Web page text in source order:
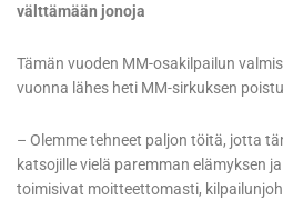
välttämään jonoja
Tämän vuoden MM-osakilpailun
vuonna lähes heti MM-sirkuksen
– Olemme tehneet paljon töitä, jotta
katsojille vielä paremman elämyksen
toimisivat moitteettomasti,